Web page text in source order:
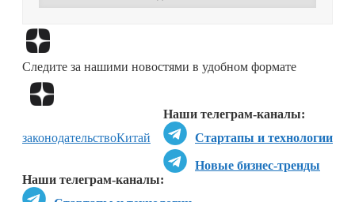
Следите за нашими новостями в удобном формате
Наши телеграм-каналы:
Стартапы и технологии
Новые бизнес-тренды
Наши телеграм-каналы:
законодательствоКитай